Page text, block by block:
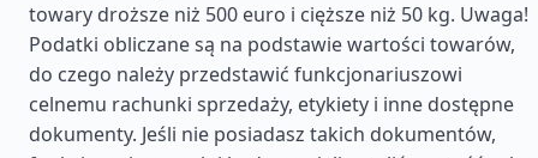
towary droższe niż 500 euro i cięższe niż 50 kg. Uwaga!
Podatki obliczane są na podstawie wartości towarów,
do czego należy przedstawić funkcjonariuszowi
celnemu rachunki sprzedaży, etykiety i inne dostępne
dokumenty. Jeśli nie posiadasz takich dokumentów,